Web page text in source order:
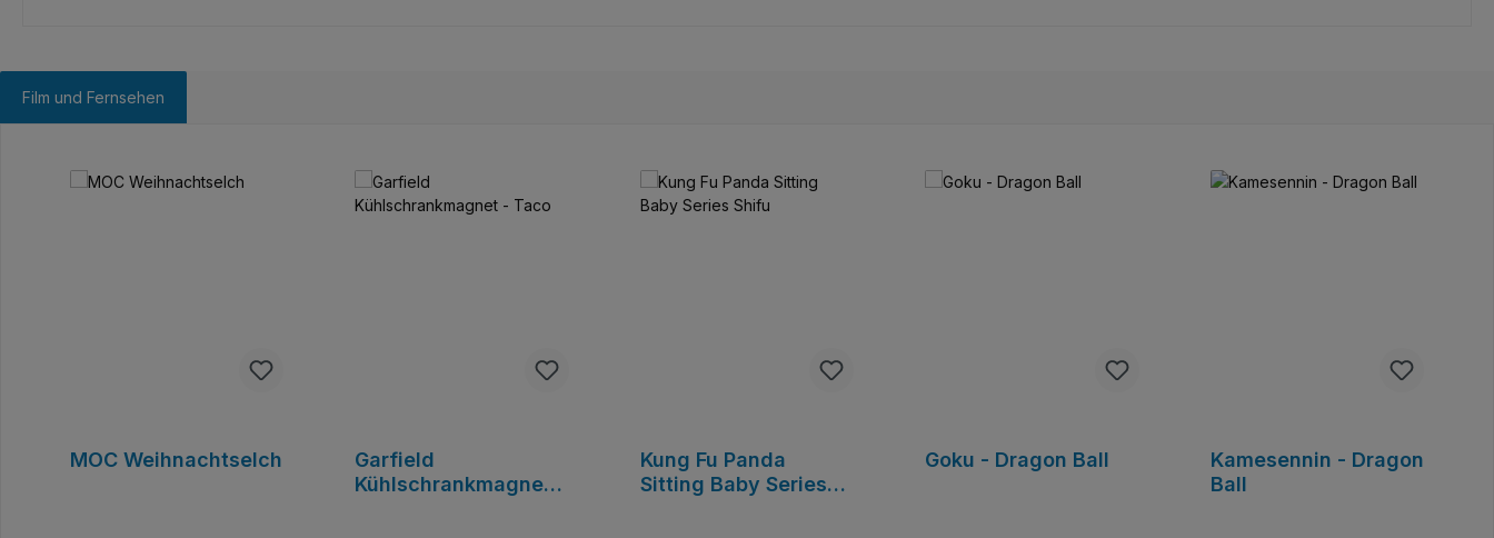
Film und Fernsehen
MOC Weihnachtselch
Garfield
Kühlschrankmagnet -
Kung Fu Panda
Sitting Baby Series
Goku - Dragon Ball
Kamesennin - Dragon
Ball